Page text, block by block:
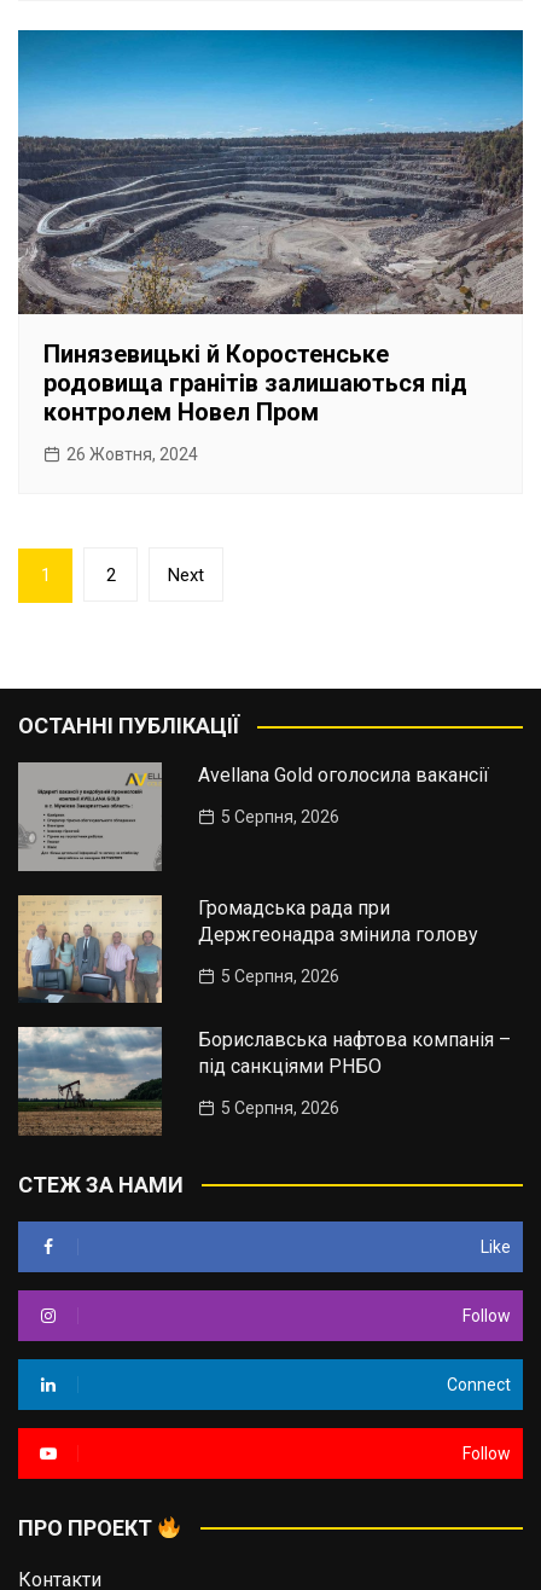
Пинязевицькі й Коростенське
родовища гранітів залишаються під
контролем Новел Пром
26 Жовтня, 2024
Пагінація
записів
1 2 Next
ОСТАННІ ПУБЛІКАЦІЇ
Avellana Gold оголосила вакансії
5 Серпня, 2026
Громадська рада при
Держгеонадра змінила голову
5 Серпня, 2026
Бориславська нафтова компанія –
під санкціями РНБО
5 Серпня, 2026
СТЕЖ ЗА НАМИ
Like
Follow
Connect
Follow
ПРО ПРОЕКТ
Контакти